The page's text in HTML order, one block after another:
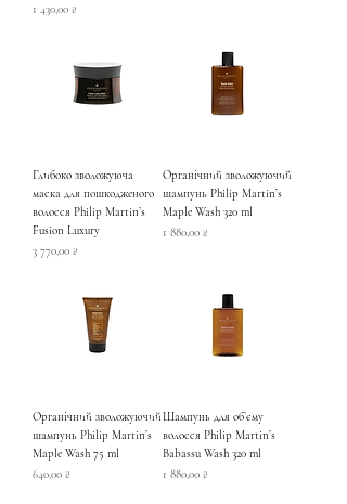
Ціна
1 430,00 ₴
Глибоко зволожуюча
маска для пошкодженого
волосся Philip Martin’s
Fusion Luxury
Ціна
3 770,00 ₴
Органічний зволожуючий
шампунь Philip Martin’s
Maple Wash 320 ml
Ціна
1 880,00 ₴
Органічний зволожуючий
шампунь Philip Martin’s
Maple Wash 75 ml
Ціна
640,00 ₴
Шампунь для обʼєму
волосся Philip Martin’s
Babassu Wash 320 ml
Ціна
1 880,00 ₴